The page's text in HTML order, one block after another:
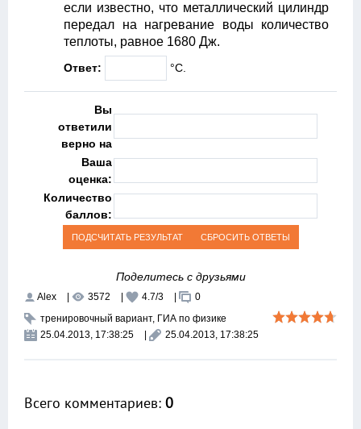
если известно, что металлический цилиндр
передал на нагревание воды количество
теплоты, равное 1680 Дж.
Ответ: °С.
Вы
ответили
верно на
Ваша
оценка:
Количество
баллов:
Поделитесь с друзьями
Alex 3572 4.7/3
0
тренировочный вариант, ГИА по физике
25.04.2013, 17:38:25
25.04.2013, 17:38:25
Всего комментариев: 0